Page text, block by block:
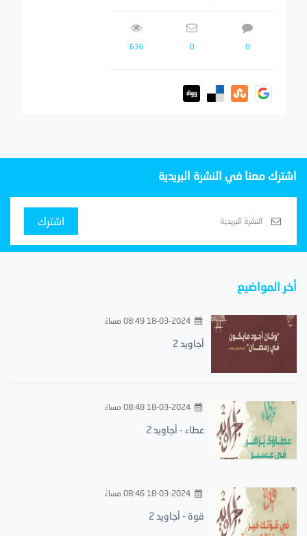
0
0
636
اشترك معنا في النشرة البريدية
اشترك
أخر المواضيع
18-03-2024 08:49 مساءً
أجاويد 2
18-03-2024 08:48 مساءً
عطاء - أجاويد 2
18-03-2024 08:46 مساءً
قوة - أجاويد 2